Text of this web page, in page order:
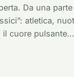
Da una
atletica,
cuore pulsante…